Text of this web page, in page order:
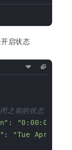
启状态
之前的状态
:
:
"Tue Apr 18